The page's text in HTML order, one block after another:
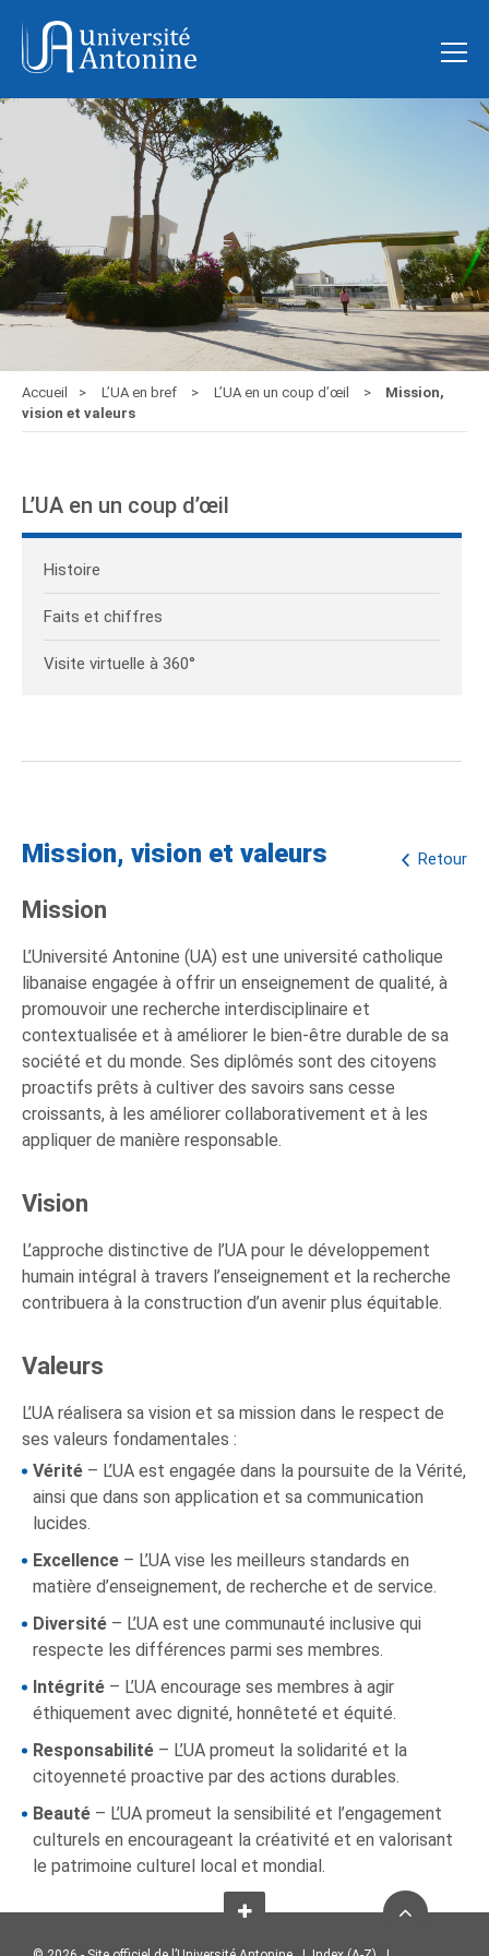
Accueil L’UA en bref L’UA en un coup d’œil
Mission,
vision et valeurs
L’UA en un coup d’œil
Histoire
Faits et chiffres
Visite virtuelle à 360°
Retour
Mission, vision et valeurs
Mission
L’Université Antonine (UA) est une université catholique
libanaise engagée à offrir un enseignement de qualité, à
promouvoir une recherche interdisciplinaire et
contextualisée et à améliorer le bien-être durable de sa
société et du monde. Ses diplômés sont des citoyens
proactifs prêts à cultiver des savoirs sans cesse
croissants, à les améliorer collaborativement et à les
appliquer de manière responsable.
Vision
L’approche distinctive de l’UA pour le développement
humain intégral à travers l’enseignement et la recherche
contribuera à la construction d’un avenir plus équitable.
Valeurs
L’UA réalisera sa vision et sa mission dans le respect de
ses valeurs fondamentales :
Vérité – L’UA est engagée dans la poursuite de la Vérité,
ainsi que dans son application et sa communication
lucides.
Excellence – L’UA vise les meilleurs standards en
matière d’enseignement, de recherche et de service.
Diversité – L’UA est une communauté inclusive qui
respecte les différences parmi ses membres.
Intégrité – L’UA encourage ses membres à agir
éthiquement avec dignité, honnêteté et équité.
Responsabilité – L’UA promeut la solidarité et la
citoyenneté proactive par des actions durables.
Beauté – L’UA promeut la sensibilité et l’engagement
culturels en encourageant la créativité et en valorisant
le patrimoine culturel local et mondial.